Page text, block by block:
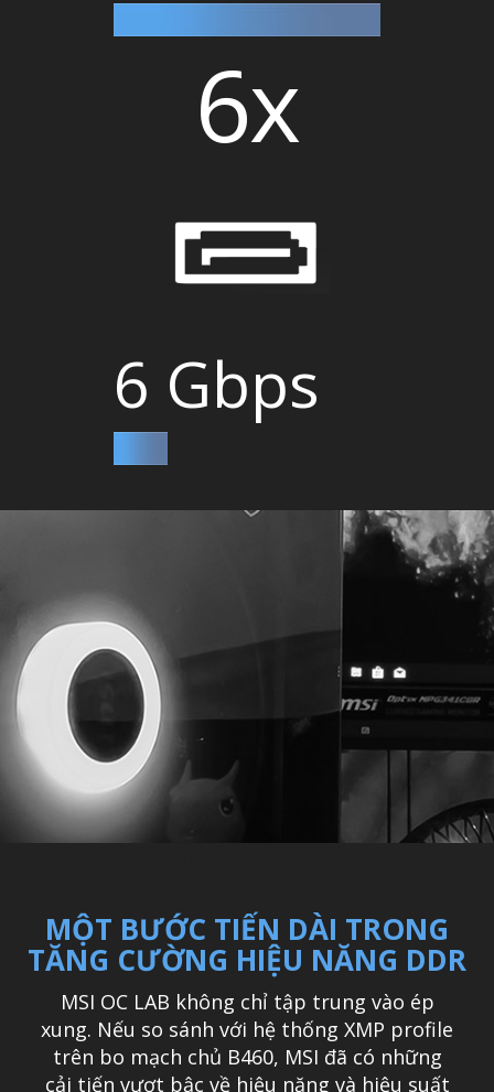
6x
6 Gbps
MỘT BƯỚC TIẾN DÀI TRONG
TĂNG CƯỜNG HIỆU NĂNG DDR
MSI OC LAB không chỉ tập trung vào ép
xung. Nếu so sánh với hệ thống XMP profile
trên bo mạch chủ B460, MSI đã có những
cải tiến vượt bậc về hiệu năng và hiệu suất